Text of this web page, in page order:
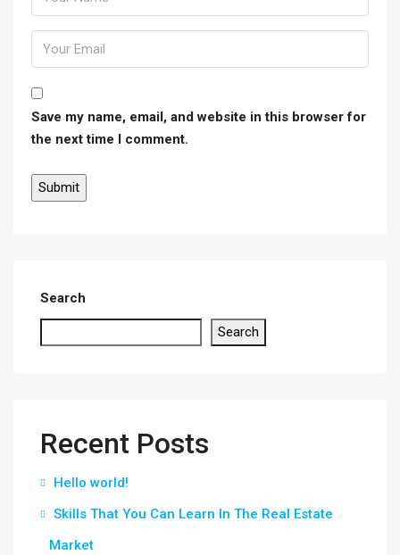
Save my name, email, and website in this browser for
the next time I comment.
Search
Search
Recent Posts
Hello world!
Skills That You Can Learn In The Real Estate
Market